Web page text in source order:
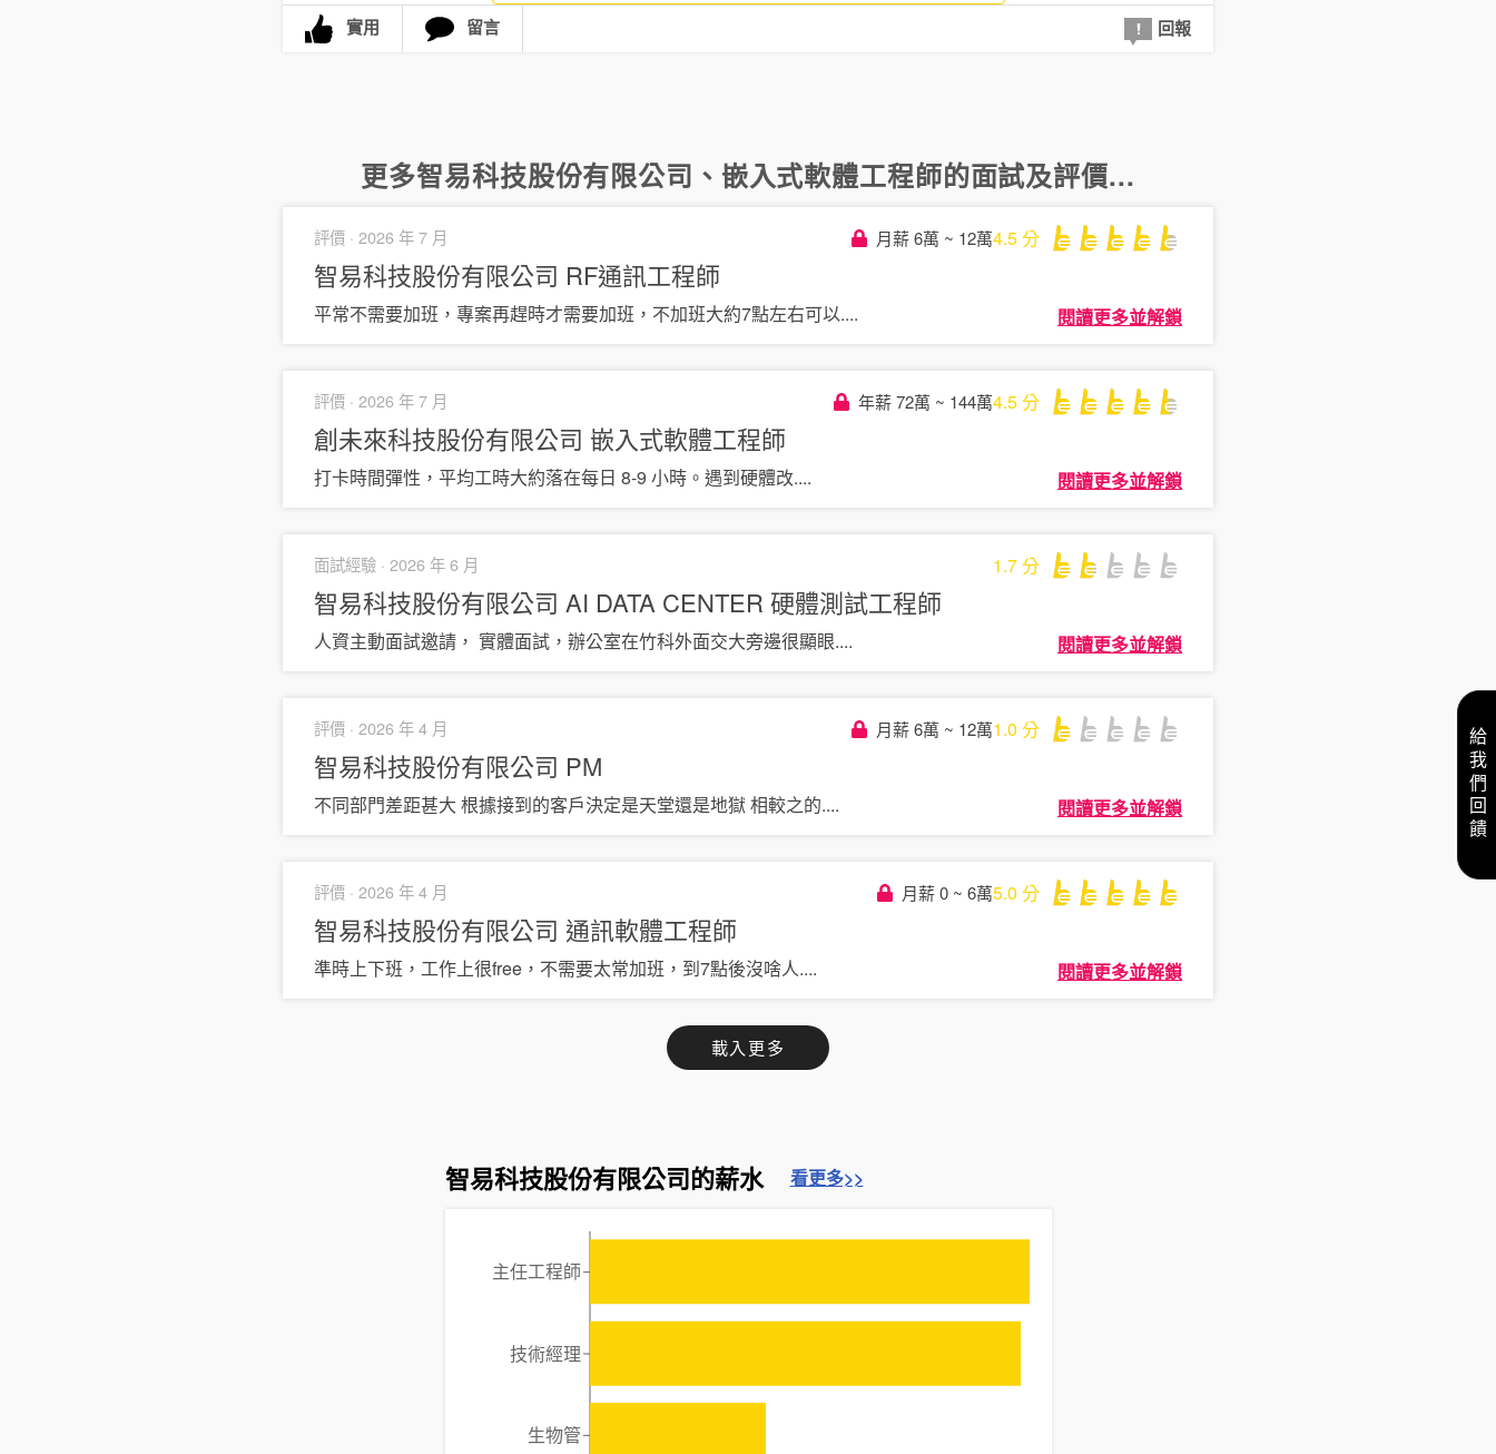
實用 留言 回報
更多智易科技股份有限公司 、 嵌入式軟體工程師的面試及評價...
評價 · 2026 年 7 月 月薪 6萬 ~ 12萬4.5分
智易科技股份有限公司 RF通訊工程師
平常不需要加班，專案再趕時才需要加班，不加班大約7點左右可以.... 閱讀更多並解鎖
評價 · 2026 年 7 月 年薪 72萬 ~ 144萬4.5分
創未來科技股份有限公司 嵌入式軟體工程師
打卡時間彈性，平均工時大約落在每日 8-9 小時。遇到硬體改.... 閱讀更多並解鎖
面試經驗 · 2026 年 6 月 1.7分
智易科技股份有限公司 AI DATA CENTER 硬體測試工程師
人資主動面試邀請， 實體面試，辦公室在竹科外面交大旁邊很顯眼.... 閱讀更多並解鎖
評價 · 2026 年 4 月 月薪 6萬 ~ 12萬1.0 分
智易科技股份有限公司 PM
不同部門差距甚大 根據接到的客戶決定是天堂還是地獄 相較之的.... 閱讀更多並解鎖
評價 · 2026 年 4 月 月薪 0 ~ 6萬5.0 分
智易科技股份有限公司 通訊軟體工程師
準時上下班，工作上很free，不需要太常加班，到7點後沒啥人.... 閱讀更多並解鎖
載入更多
智易科技股份有限公司的薪水 看更多>>
主任工程師
技術經理
生物管
給我們回饋